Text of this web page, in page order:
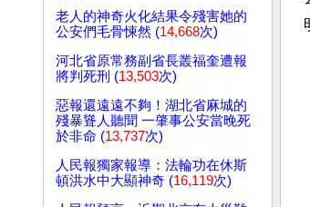
老人的神奇火化結果令殘害她的
公安們毛骨悚然 (14,668次)
河北省原常務副省長叢福奎遭報
將判死刑 (13,503次)
惡報還遠遠不夠！湖北省麻城的
殘暴聳人聽聞 一肇事公安當晚死
於非命 (13,737次)
人民報獨家報導：法輪功在休斯
頓洪水中大顯神奇 (16,119次)